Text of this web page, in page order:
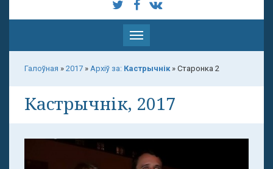
Паказаць
меню
Галоўная » 2017 » Архіў за: Кастрычнік» Старонка 2
Кастрычнік, 2017